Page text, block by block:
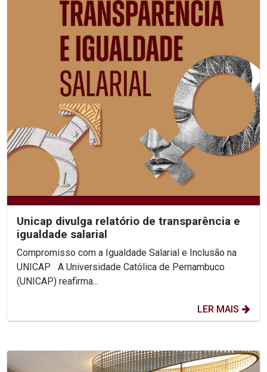
Unicap divulga relatório de transparência e
igualdade salarial
Compromisso com a Igualdade Salarial e Inclusão na
UNICAP A Universidade Católica de Pernambuco
(UNICAP) reafirma...
LER MAIS